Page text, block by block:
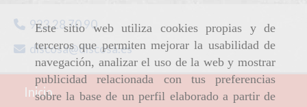
Este sitio web utiliza cookies propias y de
terceros que permiten mejorar la usabilidad de
navegación, analizar el uso de la web y mostrar
publicidad relacionada con tus preferencias
sobre la base de un perfil elaborado a partir de
923 28 70 90
discosa
discosa.es
Inicio